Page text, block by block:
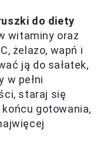
do diety
witaminy oraz
żelazo, wapń i
ją do sałatek,
w pełni
staraj się
gotowania,